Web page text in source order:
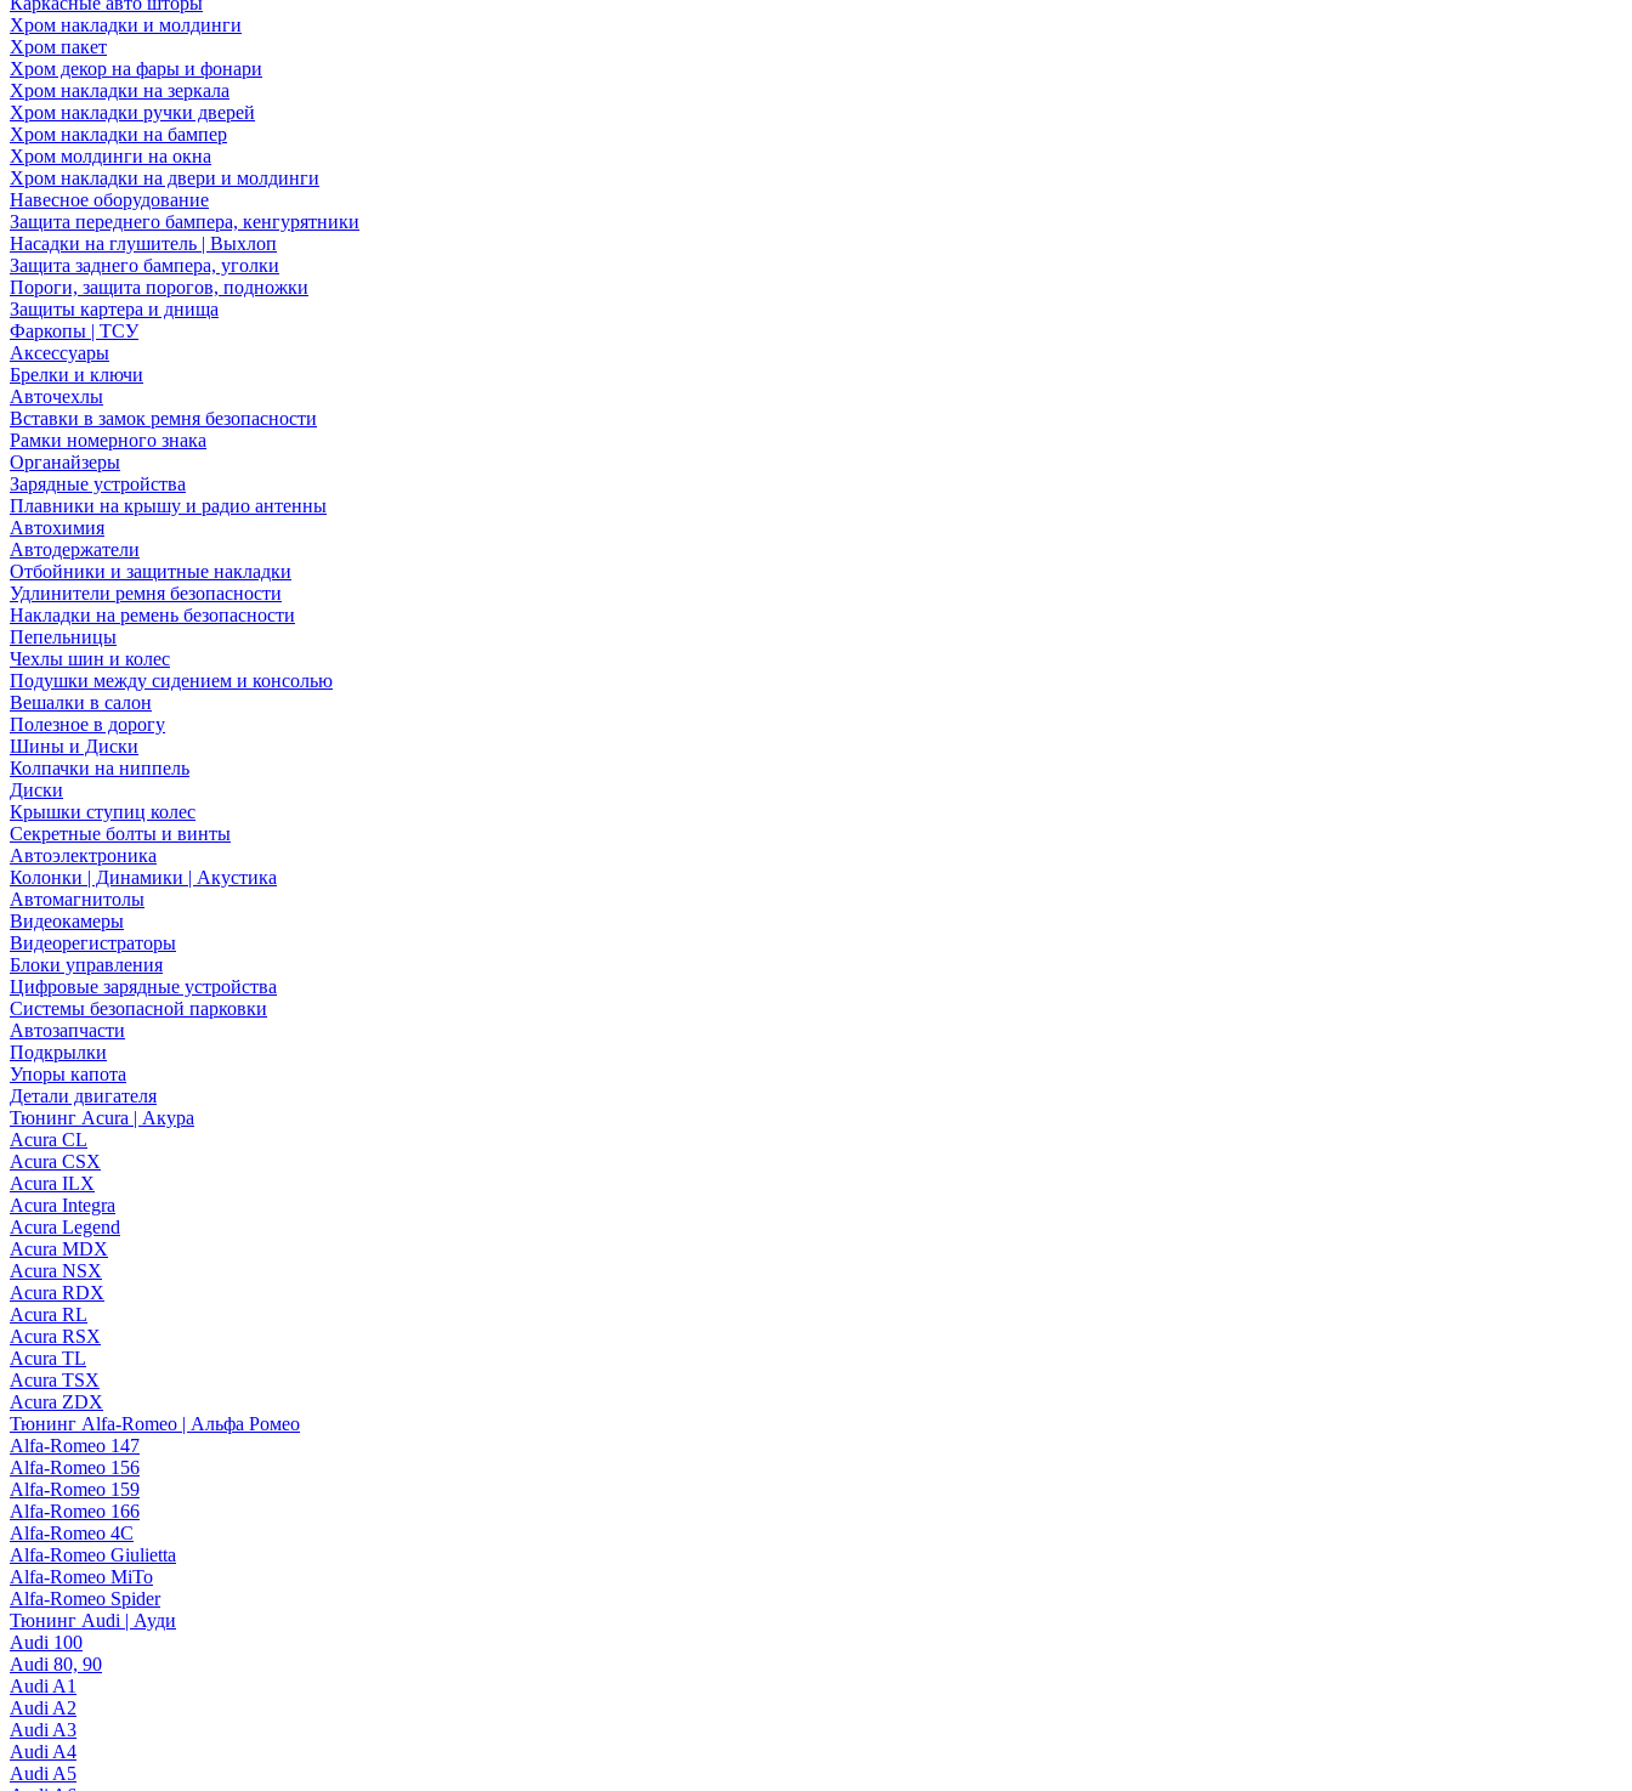
Хром накладки и молдинги
Хром пакет
Хром декор на фары и фонари
Хром накладки на зеркала
Хром накладки ручки дверей
Хром накладки на бампер
Хром молдинги на окна
Хром накладки на двери и молдинги
Навесное оборудование
Защита переднего бампера, кенгурятники
Насадки на глушитель | Выхлоп
Защита заднего бампера, уголки
Пороги, защита порогов, подножки
Защиты картера и днища
Фаркопы | ТСУ
Аксессуары
Брелки и ключи
Авточехлы
Вставки в замок ремня безопасности
Рамки номерного знака
Органайзеры
Зарядные устройства
Плавники на крышу и радио антенны
Автохимия
Автодержатели
Отбойники и защитные накладки
Удлинители ремня безопасности
Накладки на ремень безопасности
Пепельницы
Чехлы шин и колес
Подушки между сидением и консолью
Вешалки в салон
Полезное в дорогу
Шины и Диски
Колпачки на ниппель
Диски
Крышки ступиц колес
Секретные болты и винты
Автоэлектроника
Колонки | Динамики | Акустика
Автомагнитолы
Видеокамеры
Видеорегистраторы
Блоки управления
Цифровые зарядные устройства
Системы безопасной парковки
Автозапчасти
Подкрылки
Упоры капота
Детали двигателя
Тюнинг Acura | Акура
Acura CL
Acura CSX
Acura ILX
Acura Integra
Acura Legend
Acura MDX
Acura NSX
Acura RDX
Acura RL
Acura RSX
Acura TL
Acura TSX
Acura ZDX
Тюнинг Alfa-Romeo | Альфа Ромео
Alfa-Romeo 147
Alfa-Romeo 156
Alfa-Romeo 159
Alfa-Romeo 166
Alfa-Romeo 4C
Alfa-Romeo Giulietta
Alfa-Romeo MiTo
Alfa-Romeo Spider
Тюнинг Audi | Ауди
Audi 100
Audi 80, 90
Audi A1
Audi A2
Audi A3
Audi A4
Audi A5